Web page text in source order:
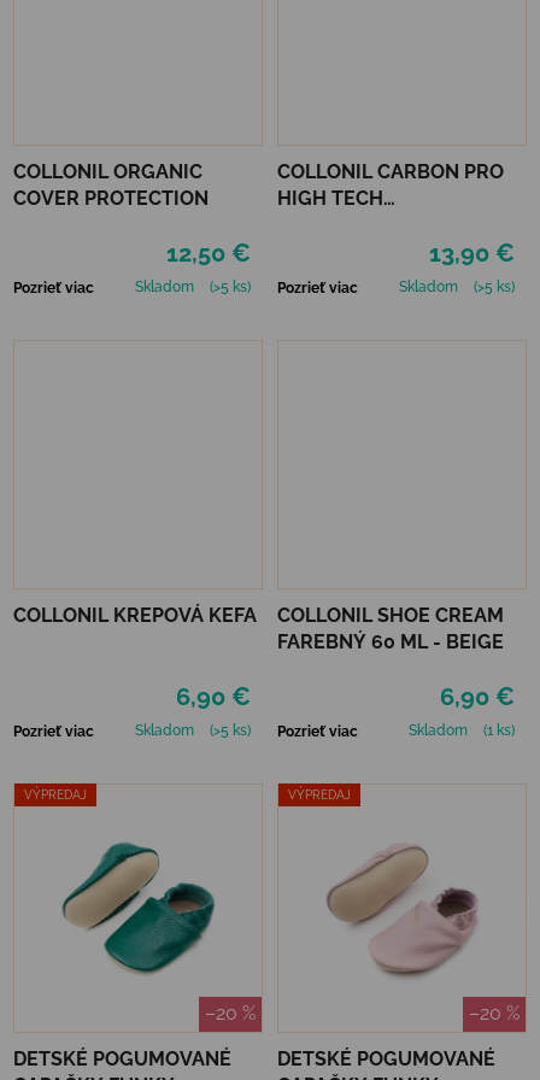
COLLONIL ORGANIC
COVER PROTECTION
12,50 €
Pozrieť viac Skladom (>5 ks)
COLLONIL CARBON PRO
HIGH TECH
13,90 €
Pozrieť viac Skladom (>5 ks)
COLLONIL KREPOVÁ KEFA
6,90 €
Pozrieť viac Skladom (>5 ks)
COLLONIL SHOE CREAM
FAREBNÝ 60 ML - BEIGE
6,90 €
Pozrieť viac Skladom (1 ks)
VÝPREDAJ
–20 %
DETSKÉ POGUMOVANÉ
VÝPREDAJ
–20 %
DETSKÉ POGUMOVANÉ